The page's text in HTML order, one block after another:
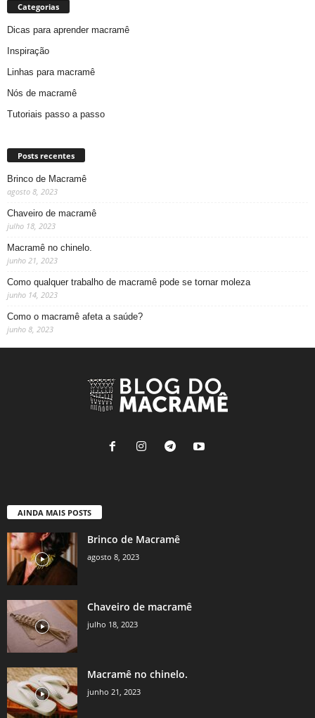
Categorias
Dicas para aprender macramê
Inspiração
Linhas para macramê
Nós de macramê
Tutoriais passo a passo
Posts recentes
Brinco de Macramê
agosto 8, 2023
Chaveiro de macramê
julho 18, 2023
Macramê no chinelo.
junho 21, 2023
Como qualquer trabalho de macramê pode se tornar moleza
junho 14, 2023
Como o macramê afeta a saúde?
junho 8, 2023
AINDA MAIS POSTS
Brinco de Macramê
agosto 8, 2023
Chaveiro de macramê
julho 18, 2023
Macramê no chinelo.
junho 21, 2023